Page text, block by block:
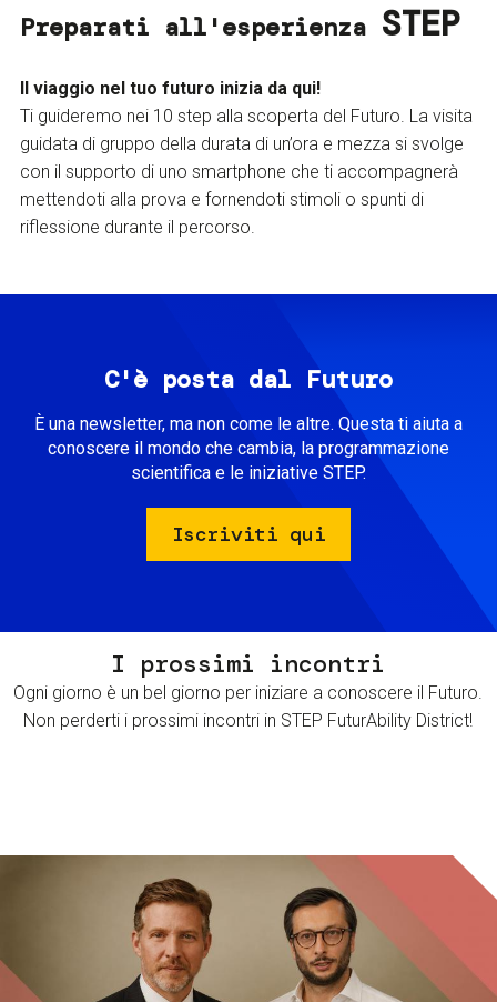
Preparati all'esperienza STEP
Il viaggio nel tuo futuro inizia da qui!
Ti guideremo nei 10 step alla scoperta del Futuro. La visita
guidata di gruppo della durata di un’ora e mezza si svolge
con il supporto di uno smartphone che ti accompagnerà
mettendoti alla prova e fornendoti stimoli o spunti di
riflessione durante il percorso.
C'è posta dal Futuro
È una newsletter, ma non come le altre. Questa ti aiuta a
conoscere il mondo che cambia, la programmazione
scientifica e le iniziative STEP.
Iscriviti qui
I prossimi incontri
Ogni giorno è un bel giorno per iniziare a conoscere il Futuro.
Non perderti i prossimi incontri in STEP FuturAbility District!